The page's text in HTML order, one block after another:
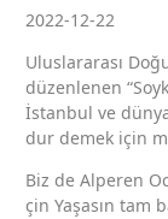
2022-12-22
Uluslararası
düzenlenen
İstanbul ve
dur demek için
Biz de Alperen
çin Yaşasın tam